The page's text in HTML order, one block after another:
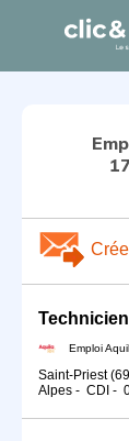
Emploi
Saint-Priest
Alpes - CDI -